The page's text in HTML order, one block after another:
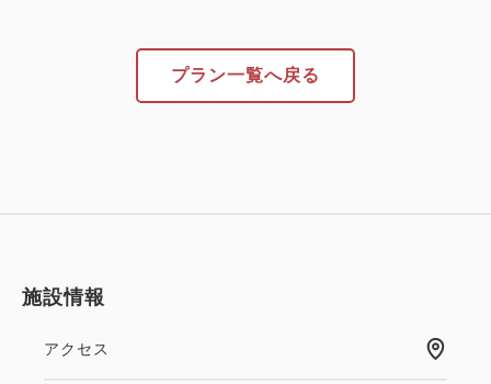
をご利用ください。）
※運転者ご本人様が、歩行にご支障がございましたら
ご相談ください。
プラン一覧へ戻る
施設情報
アクセス